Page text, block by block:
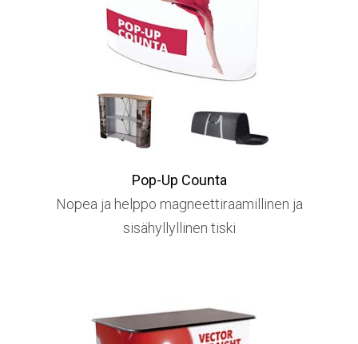
Pop-Up Counta
Nopea ja helppo magneettiraamillinen ja
sisähyllyllinen tiski